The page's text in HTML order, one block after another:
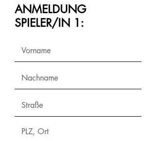
ANMELDUNG
SPIELER/IN 1: